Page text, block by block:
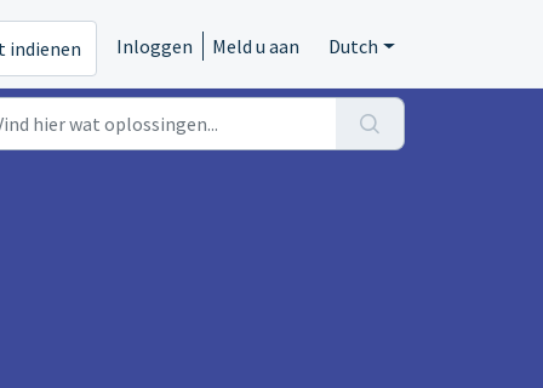
indienen Inloggen Meld u aan Dutch